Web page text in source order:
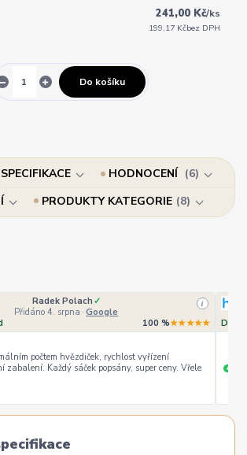
241,00 Kč/ks
199,17 Kčbez DPH
Do košíku
HODNOCENÍ
6
PRODUKTY KATEGORIE 8
Radek Polach ✓
Přidáno 4. srpna · Google
i
100 %★★★★★
počtem hvězdiček, rychlost vyřízení
zabalení. Každý sáček popsány, super ceny. Vřele
+